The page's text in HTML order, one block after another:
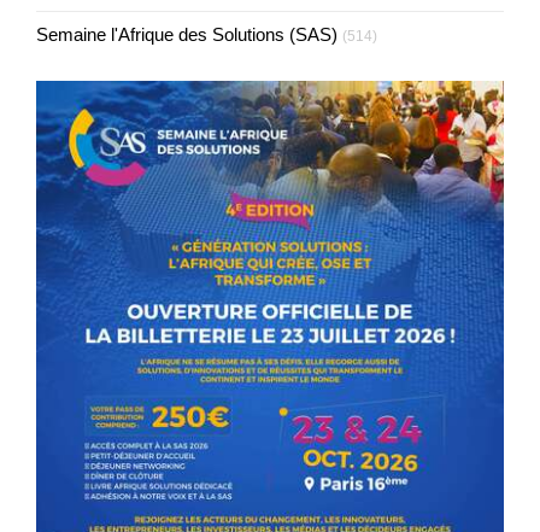
Semaine l'Afrique des Solutions (SAS) (514)